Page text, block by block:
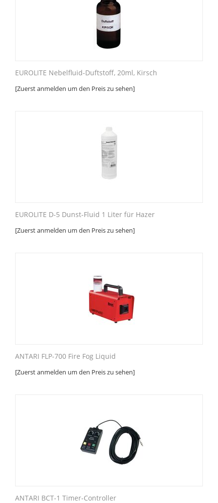
EUROLITE Nebelfluid-Duftstoff, 20ml, Kirsch
[Zuerst anmelden um den Preis zu sehen]
EUROLITE D-5 Dunst-Fluid 1 Liter für Hazer
[Zuerst anmelden um den Preis zu sehen]
ANTARI FLP-700 Fire Fog Liquid
[Zuerst anmelden um den Preis zu sehen]
ANTARI BCT-1 Timer-Controller